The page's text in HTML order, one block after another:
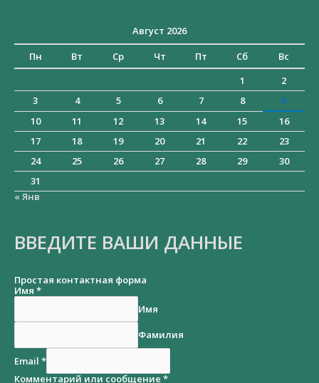
Август 2026
Пн
Вт Ср Чт Пт Сб
Вс
1
2
3
4 5 6 7 8
9
10
11 12 13 14 15
16
17
18 19 20 21 22
23
24
25 26 27 28 29
30
31
« Янв
ВВЕДИТЕ ВАШИ ДАННЫЕ
Простая контактная форма
Имя *
Имя
Фамилия
Email *
Комментарий или сообщение *